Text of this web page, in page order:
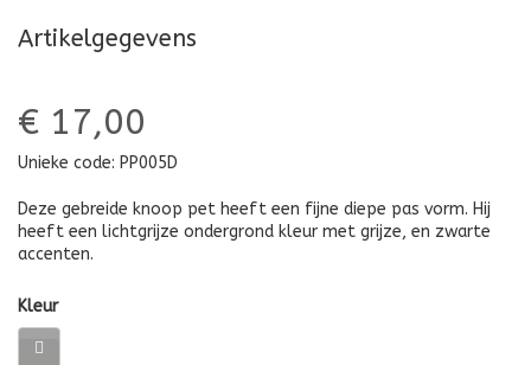
Artikelgegevens
€ 17,00
Unieke code: PP005D
Deze gebreide knoop pet heeft een fijne diepe pas vorm. Hij
heeft een lichtgrijze ondergrond kleur met grijze, en zwarte
accenten.
Kleur